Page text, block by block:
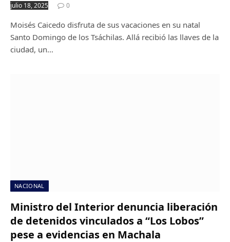
julio 18, 2025 0
Moisés Caicedo disfruta de sus vacaciones en su natal
Santo Domingo de los Tsáchilas. Allá recibió las llaves de la
ciudad, un…
NACIONAL
Ministro del Interior denuncia liberación
de detenidos vinculados a “Los Lobos”
pese a evidencias en Machala